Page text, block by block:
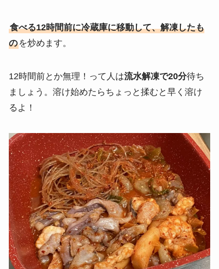
食べる12時間前に冷蔵庫に移動して、解凍したも
のを炒めます。
12時間前とか無理！って人は流水解凍で20分待ち
ましょう。溶け始めたらちょっと揉むと早く溶け
るよ！